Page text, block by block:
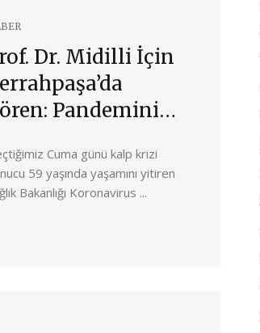
Dr. Midilli İçin
Pandeminin
Cuma günü kalp krizi
59 yaşında yaşamını yitiren
Bakanlığı Koronavirus ...